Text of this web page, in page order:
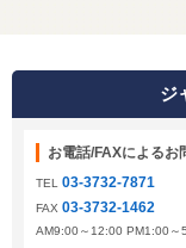
ジ
お電話/FAXによるお
TEL 03-3732-7871
FAX 03-3732-1462
AM9:00～12:00 PM1:00～